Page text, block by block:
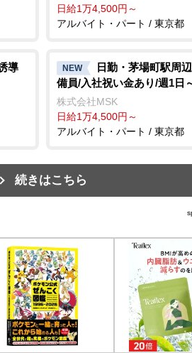
日給1万4,500円～
アルバイト・パート / 東京都
導
NEW
日勤・茅場町駅周
備員/入社祝い金あり/週1日
株式会社MSK
日給1万4,500円～
アルバイト・パート / 東京都
続きはこちら